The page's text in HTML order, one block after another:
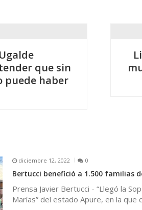
que sin
puede haber
diciembre 12, 2022 0
Bertucci benefició a 1.500 familias
Prensa Javier Bertucci - “Llegó la
Marías” del estado Apure, en la que